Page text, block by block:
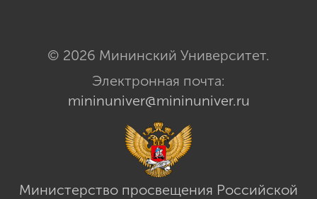
© 2026 Мининский Университет.
Электронная почта:
mininuniver@mininuniver.ru
Министерство просвещения Российской